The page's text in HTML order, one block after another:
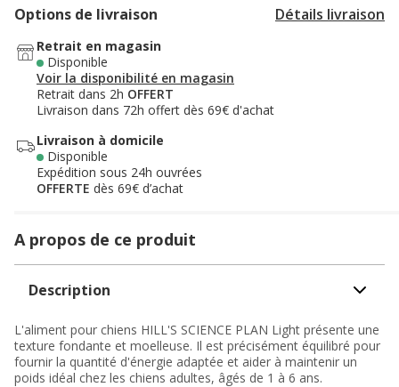
Options de livraison Détails livraison
Retrait en magasin
Disponible
Voir la disponibilité en magasin
Retrait dans 2h OFFERT
Livraison dans 72h offert dès 69€ d'achat
Livraison à domicile
Disponible
Expédition sous 24h ouvrées
OFFERTE dès 69€ d’achat
A propos de ce produit
Description
L'aliment pour chiens HILL'S SCIENCE PLAN Light présente une
texture fondante et moelleuse. Il est précisément équilibré pour
fournir la quantité d'énergie adaptée et aider à maintenir un
poids idéal chez les chiens adultes, âgés de 1 à 6 ans.